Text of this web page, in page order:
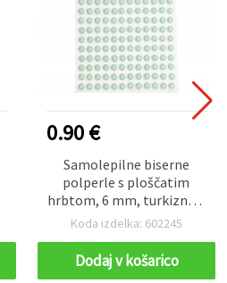
0.90 €
Samolepilne biserne
polperle s ploščatim
hrbtom, 6 mm, turkizne –
216 kosov
Koda izdelka: 602245
Dodaj v košarico